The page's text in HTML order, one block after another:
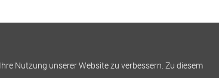
Nutzung unserer Website zu verbessern. Zu diesem